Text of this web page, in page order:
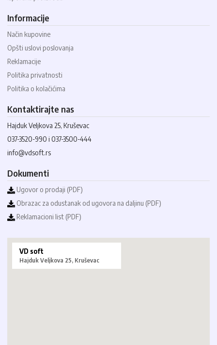
Informacije
Način kupovine
Opšti uslovi poslovanja
Reklamacije
Politika privatnosti
Politika o kolačićima
Kontaktirajte nas
Hajduk Veljkova 25, Kruševac
037-3520-990 i 037-3500-444
info@vdsoft.rs
Dokumenti
Ugovor o prodaji (PDF)
Obrazac za odustanak od ugovora na daljinu (PDF)
Reklamacioni list (PDF)
VD soft
Hajduk Veljkova 25, Kruševac